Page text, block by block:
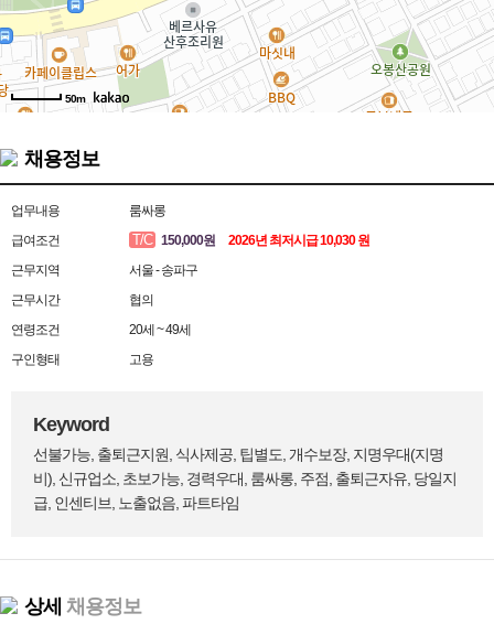
50m
채용정보
업무내용
룸싸롱
급여조건
T/C 150,000원
2026년 최저시급 10,030 원
근무지역
서울 - 송파구
근무시간
협의
연령조건
20세 ~ 49세
구인형태
고용
Keyword
선불가능, 출퇴근지원, 식사제공, 팁별도, 개수보장, 지명우대(지명
비), 신규업소, 초보가능, 경력우대, 룸싸롱, 주점, 출퇴근자유, 당일지
급, 인센티브, 노출없음, 파트타임
상세 채용정보